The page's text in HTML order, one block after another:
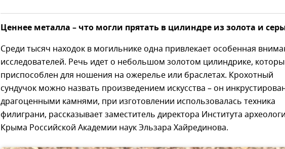
Ценнее металла – что могли прятать в цилиндре из золота и
Среди тысяч находок в могильнике одна привлекает особенная
исследователей. Речь идет о небольшом золотом цилиндрике,
приспособлен для ношения на ожерелье или браслетах. Крохотный
сундучок можно назвать произведением искусства – он
драгоценными камнями, при изготовлении использовалась техника
филиграни, рассказывает заместитель директора Института
Крыма Российской Академии наук Эльзара Хайрединова.